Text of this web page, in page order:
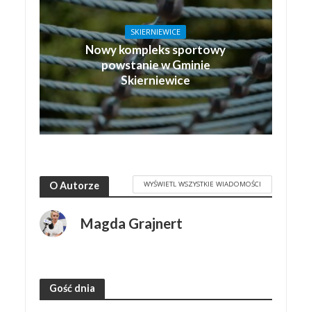
SKIERNIEWICE
Nowy kompleks sportowy
powstanie w Gminie
Skierniewice
O Autorze WYŚWIETL WSZYSTKIE WIADOMOŚCI
Magda Grajnert
Gość dnia